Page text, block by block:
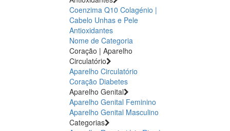
Coenzima Q10 Colagénio |
Cabelo Unhas e Pele
Antioxidantes
Nome de Categoria
Coração | Aparelho
Circulatório
Aparelho Circulatório
Coração Diabetes
Aparelho Genital
Aparelho Genital Feminino
Aparelho Genital Masculino
Categorias